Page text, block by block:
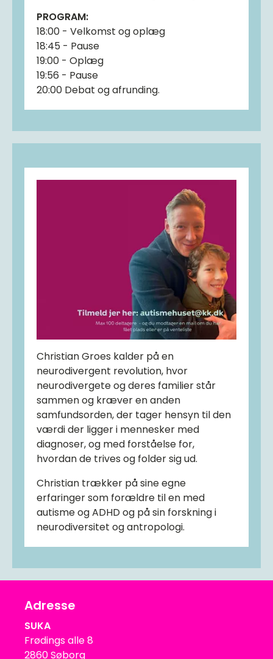
PROGRAM:
18:00 - Velkomst og oplæg
18:45 - Pause
19:00 - Oplæg
19:56 - Pause
20:00 Debat og afrunding.
Christian Groes kalder på en
neurodivergent revolution, hvor
neurodivergete og deres familier står
sammen og kræver en anden
samfundsorden, der tager hensyn til den
værdi der ligger i mennesker med
diagnoser, og med forståelse for,
hvordan de trives og folder sig ud.
Christian trækker på sine egne
erfaringer som forældre til en med
autisme og ADHD og på sin forskning i
neurodiversitet og antropologi.
Adresse
SUKA
Frødings alle 8
2860 Søborg